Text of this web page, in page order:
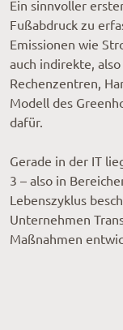
Ein sinnvoller
Fußabdruck zu
Emissionen wie
auch indirekte,
Rechenzentren,
Modell des
dafür.
Gerade in der IT
3 – also in
Lebenszyklus
Unternehmen
Maßnahmen